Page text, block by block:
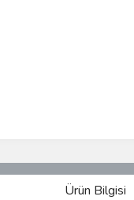
Ürün Bilgisi